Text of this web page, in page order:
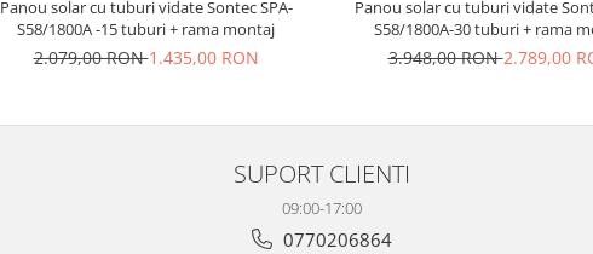
Panou solar cu tuburi vidate Sontec SPA-
S58/1800A -15 tuburi + rama montaj
2.079,00 RON1.435,00 RON
Panou solar cu tuburi vidate
S58/1800A-30 tuburi + rama
3.948,00 RON2.789,00
SUPORT CLIENTI
09:00-17:00
0770206864